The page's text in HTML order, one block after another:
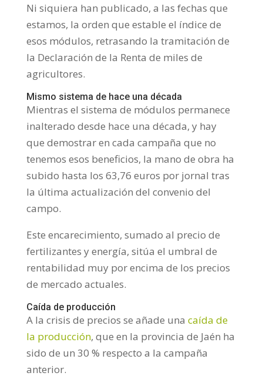
Ni siquiera han publicado, a las fechas que
estamos, la orden que estable el índice de
esos módulos, retrasando la tramitación de
la Declaración de la Renta de miles de
agricultores.
Mismo sistema de hace una década
Mientras el sistema de módulos permanece
inalterado desde hace una década, y hay
que demostrar en cada campaña que no
tenemos esos beneficios, la mano de obra ha
subido hasta los 63,76 euros por jornal tras
la última actualización del convenio del
campo.
Este encarecimiento, sumado al precio de
fertilizantes y energía, sitúa el umbral de
rentabilidad muy por encima de los precios
de mercado actuales.
Caída de producción
A la crisis de precios se añade una caída de
la producción, que en la provincia de Jaén ha
sido de un 30 % respecto a la campaña
anterior.